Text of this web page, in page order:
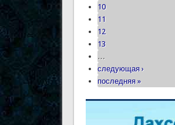
10
11
12
13
…
следующая ›
последняя »